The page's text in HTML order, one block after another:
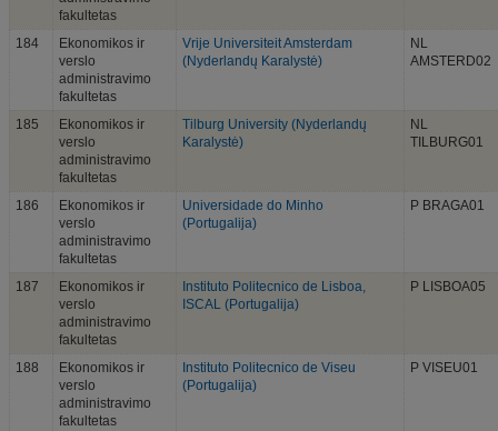
fakultetas
184
Ekonomikos ir
verslo
administravimo
fakultetas
Vrije Universiteit Amsterdam
(Nyderlandų Karalystė)
NL
AMSTERD02
185
Ekonomikos ir
verslo
administravimo
fakultetas
Tilburg University (Nyderlandų
Karalystė)
NL
TILBURG01
186
Ekonomikos ir
verslo
administravimo
fakultetas
Universidade do Minho
(Portugalija)
P BRAGA01
187
Ekonomikos ir
verslo
administravimo
fakultetas
Instituto Politecnico de Lisboa,
ISCAL (Portugalija)
P LISBOA05
188
Ekonomikos ir
verslo
administravimo
fakultetas
Instituto Politecnico de Viseu
(Portugalija)
P VISEU01